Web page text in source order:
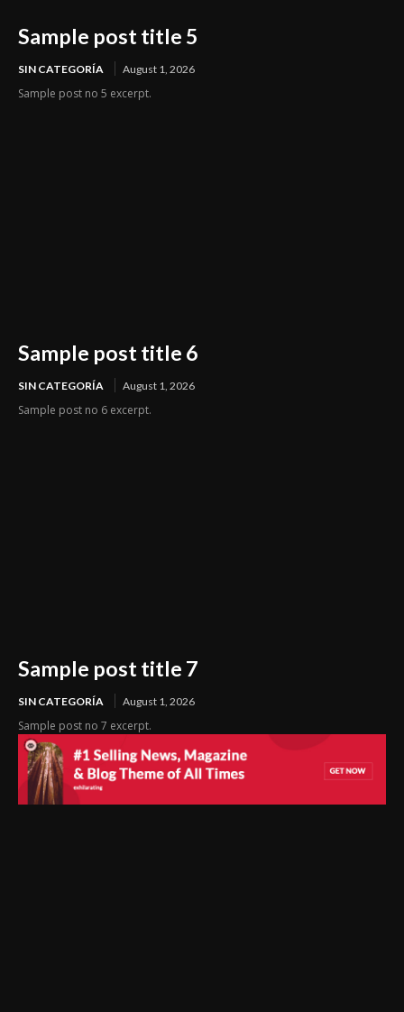
Sample post title 5
SIN CATEGORÍA August 1, 2026
Sample post no 5 excerpt.
Sample post title 6
SIN CATEGORÍA August 1, 2026
Sample post no 6 excerpt.
Sample post title 7
SIN CATEGORÍA August 1, 2026
Sample post no 7 excerpt.